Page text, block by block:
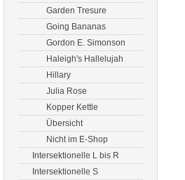
Garden Tresure
Going Bananas
Gordon E. Simonson
Haleigh's Hallelujah
Hillary
Julia Rose
Kopper Kettle
Übersicht
Nicht im E-Shop
Intersektionelle L bis R
Intersektionelle S